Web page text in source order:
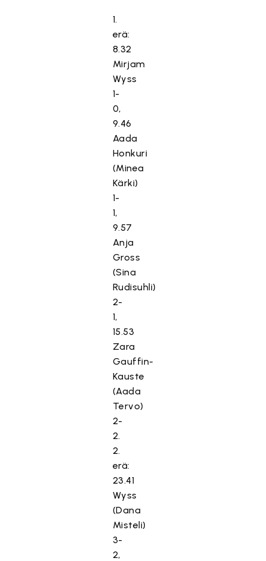
1.
erä:
8.32
Mirjam
Wyss
1-
0,
9.46
Aada
Honkuri
(Minea
Kärki)
1-
1,
9.57
Anja
Gross
(Sina
Rudisuhli)
2-
1,
15.53
Zara
Gauffin-
Kauste
(Aada
Tervo)
2-
2.
2.
erä:
23.41
Wyss
(Dana
Misteli)
3-
2,